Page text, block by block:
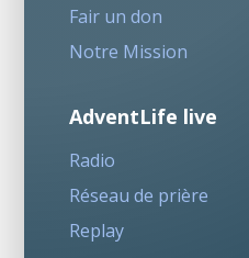
Fair un don
Notre Mission
AdventLife live
Radio
Réseau de prière
Replay